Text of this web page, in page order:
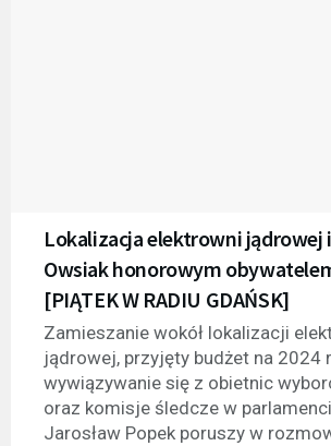
Lokalizacja elektrowni jądrowej
Owsiak honorowym
[PIĄTEK W RADIU GDAŃSK]
Zamieszanie wokół lokalizacji
jądrowej, przyjęty budżet na 2024
wywiązywanie się z obietnic
oraz komisje śledcze w
Jarosław Popek poruszy w